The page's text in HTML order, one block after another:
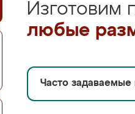
Изготовим
любые
Часто задаваемые